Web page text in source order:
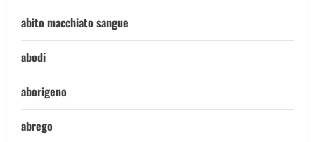
abito macchiato sangue
abodi
aborigeno
abrego